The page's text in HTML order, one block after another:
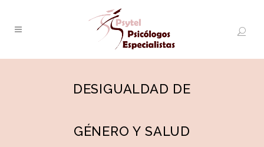
DESIGUALDAD DE
GÉNERO Y SALUD